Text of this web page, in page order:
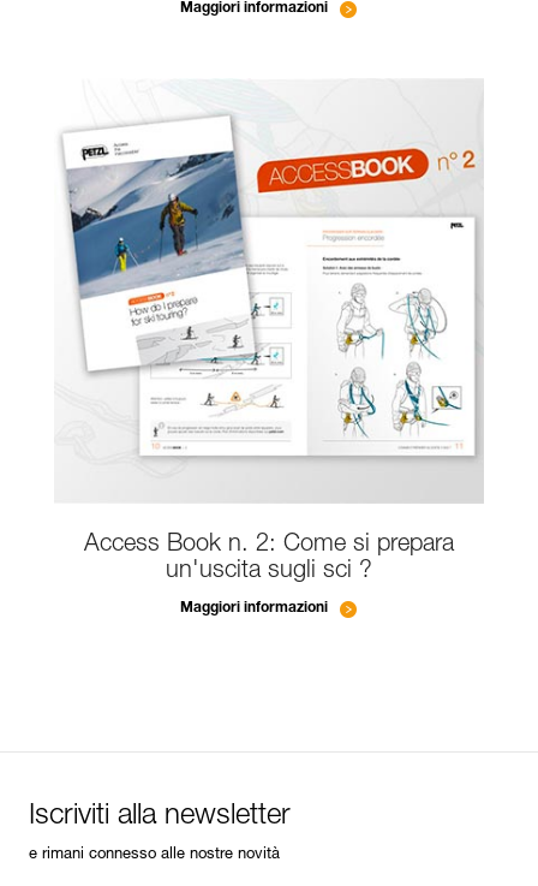
Maggiori informazioni
Access Book n. 2: Come si prepara
un'uscita sugli sci ?
Maggiori informazioni
Iscriviti alla newsletter
e rimani connesso alle nostre novità